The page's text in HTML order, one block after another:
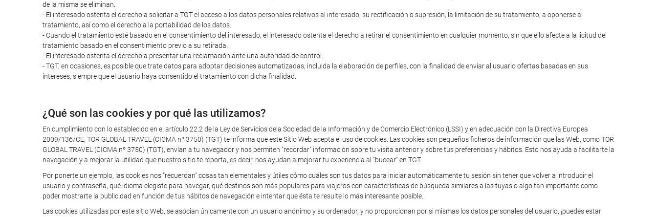
de la misma se eliminan.
- El interesado ostenta el derecho a solicitar a TGT el acceso a los datos personales relativos al interesado, su rectificación o supresión, la limitación de su tratamiento, a oponerse al
tratamiento, así como el derecho a la portabilidad de los datos.
- Cuando el tratamiento esté basado en el consentimiento del interesado, el interesado ostenta el derecho a retirar el consentimiento en cualquier momento, sin que ello afecte a la licitud del
tratamiento basado en el consentimiento previo a su retirada.
- El interesado ostenta el derecho a presentar una reclamación ante una autoridad de control.
- TGT, en ocasiones, es posible que trate datos para adoptar decisiones automatizadas, incluida la elaboración de perfiles, con la finalidad de enviar al usuario ofertas basadas en sus
intereses, siempre que el usuario haya consentido el tratamiento con dicha finalidad.
¿Qué son las cookies y por qué las utilizamos?
En cumplimiento con lo establecido en el artículo 22.2 de la Ley de Servicios dela Sociedad de la Información y de Comercio Electrónico (LSSI) y en adecuación con la Directiva Europea
2009/136/CE, TOR GLOBAL TRAVEL (CICMA nº 3750) (TGT) te informa que este Sitio Web acepta el uso de cookies. Las cookies son pequeños ficheros de información que las Web, como TOR
GLOBAL TRAVEL (CICMA nº 3750) (TGT), envían a tu navegador y nos permiten "recordar" información sobre tu visita anterior y sobre tus preferencias y hábitos. Esto nos ayuda a facilitarte la
navegación y a mejorar la utilidad que nuestro sitio te reporta, es decir, nos ayudan a mejorar tu experiencia al "bucear" en TGT.
Por ponerte un ejemplo, las cookies nos "recuerdan" cosas tan elementales y útiles cómo cuáles son tus datos para iniciar automáticamente tu sesión sin tener que volver a introducir el
usuario y contraseña, qué idioma elegiste para navegar, qué destinos son más populares para viajeros con características de búsqueda similares a las tuyas o algo tan importante como
poder mostrarte la publicidad en función de tus hábitos de navegación e intentar que ésta te resulte lo más interesante posible.
Las cookies utilizadas por este sitio Web, se asocian únicamente con un usuario anónimo y su ordenador, y no proporcionan por si mismas los datos personales del usuario, ¡puedes estar